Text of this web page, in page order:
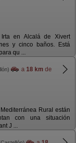
en Alcalá de Xivert
y cinco baños. Está
qu ...
a 18 km de
Rural están
con una situación
J ...